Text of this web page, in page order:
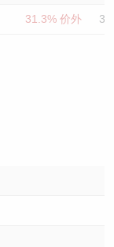
31.3% 价外